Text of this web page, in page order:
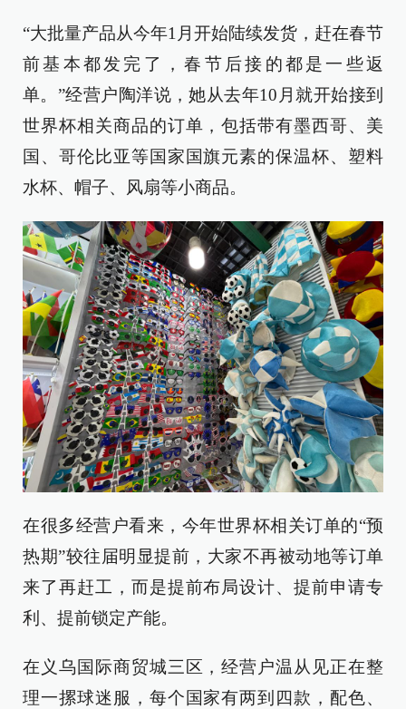
“大批量产品从今年1月开始陆续发货，赶在春节
前基本都发完了，春节后接的都是一些返
单。”经营户陶洋说，她从去年10月就开始接到
世界杯相关商品的订单，包括带有墨西哥、美
国、哥伦比亚等国家国旗元素的保温杯、塑料
水杯、帽子、风扇等小商品。
在很多经营户看来，今年世界杯相关订单的“预
热期”较往届明显提前，大家不再被动地等订单
来了再赶工，而是提前布局设计、提前申请专
利、提前锁定产能。
在义乌国际商贸城三区，经营户温从见正在整
理一摞球迷服，每个国家有两到四款，配色、